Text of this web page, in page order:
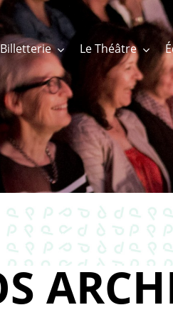
Billetterie Le Théâtre